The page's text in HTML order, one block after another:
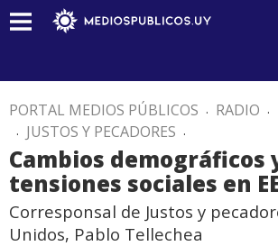
PORTAL MEDIOS PÚBLICOS . RADIO .
. JUSTOS Y PECADORES .
Cambios demográficos
tensiones sociales en
Corresponsal de Justos y
Unidos, Pablo Tellechea